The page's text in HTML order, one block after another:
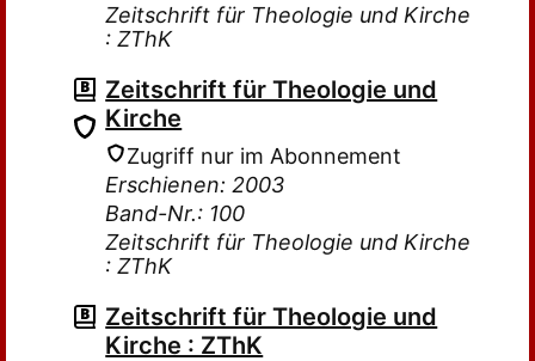
Zeitschrift für Theologie und Kirche
: ZThK
Zeitschrift für Theologie und
Kirche
Zugriff nur im Abonnement
Erschienen: 2003
Band-Nr.: 100
Zeitschrift für Theologie und Kirche
: ZThK
Zeitschrift für Theologie und
Kirche : ZThK